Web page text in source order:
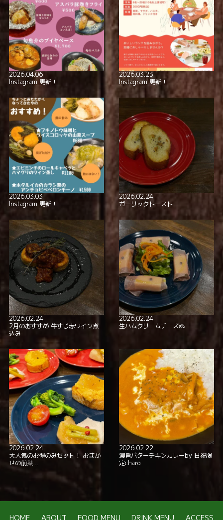
2026.04.06
Instagram 更新！
2026.03.23
Instagram 更新！
2026.03.03
Instagram 更新！
2026.02.24
ガーリックトースト
2026.02.24
2月のおすすめ 牛すじ赤ワイン煮
込み
2026.02.24
生ハムクリームチーズ🧀
2026.02.24
大人気のお得のみセット！ おまか
せの前菜…
2026.02.22
濃旨バターチキンカレーby 日祝限
定charo
HOME ABOUT FOOD MENU DRINK MENU ACCESS